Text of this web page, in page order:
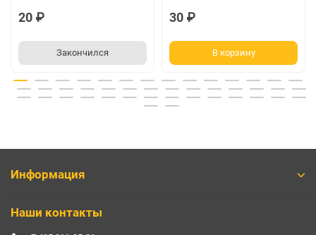
20 ₽
Закончился
30 ₽
В корзину
Информация
Наши контакты